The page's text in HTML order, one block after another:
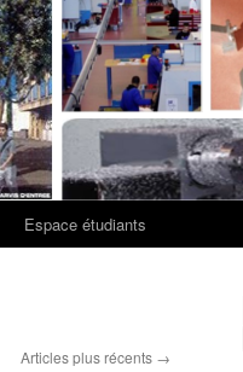
Espace étudiants
Articles plus récents →